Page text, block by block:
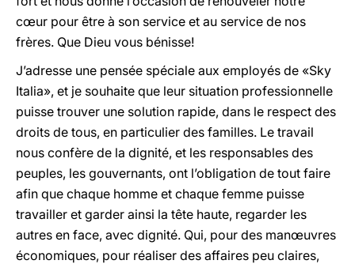
cœur pour être à son service et au service de nos
frères. Que Dieu vous bénisse!
J’adresse une pensée spéciale aux employés de «Sky
Italia», et je souhaite que leur situation professionnelle
puisse trouver une solution rapide, dans le respect des
droits de tous, en particulier des familles. Le travail
nous confère de la dignité, et les responsables des
peuples, les gouvernants, ont l’obligation de tout faire
afin que chaque homme et chaque femme puisse
travailler et garder ainsi la tête haute, regarder les
autres en face, avec dignité. Qui, pour des manœuvres
économiques, pour réaliser des affaires peu claires,